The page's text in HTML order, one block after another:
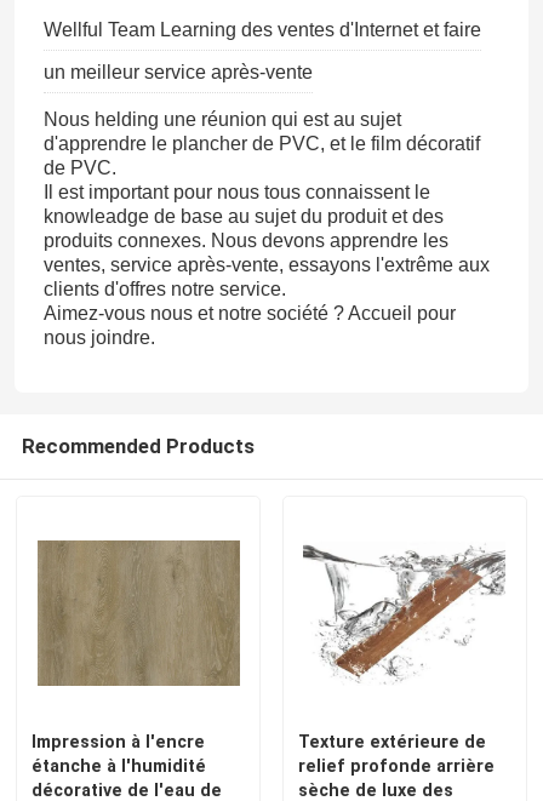
Wellful Team Learning des ventes d'Internet et faire
un meilleur service après-vente
Nous helding une réunion qui est au sujet
d'apprendre le plancher de PVC, et le film décoratif
de PVC.
Il est important pour nous tous connaissent le
knowleadge de base au sujet du produit et des
produits connexes. Nous devons apprendre les
ventes, service après-vente, essayons l'extrême aux
clients d'offres notre service.
Aimez-vous nous et notre société ? Accueil pour
nous joindre.
Recommended Products
Impression à l'encre
étanche à l'humidité
décorative de l'eau de
Texture extérieure de
relief profonde arrière
sèche de luxe des